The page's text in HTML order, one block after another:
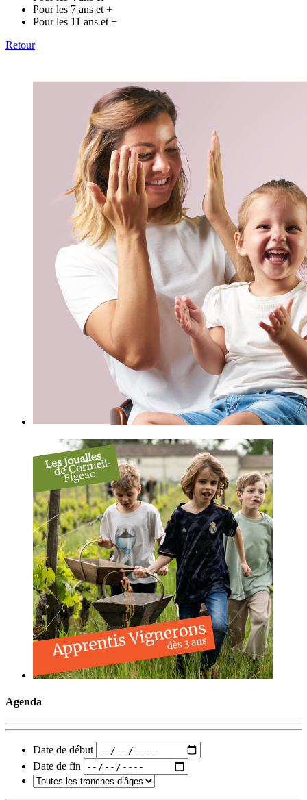
Pour les 7 ans et +
Pour les 11 ans et +
Retour
Agenda
Date de début
Date de fin